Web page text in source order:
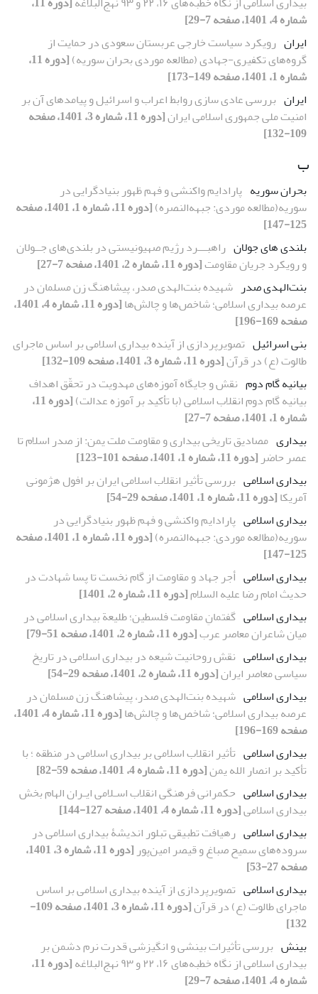
شماره 4، 1401، صفحه 7-29]
ایران رویکرد سیاست خارجی عربستان سعودی در حمایت از
گروه‌های تکفیری-جهادی (مطالعه موردی بحران سوریه)
[دوره 11،
شماره 1، 1401، صفحه 149-173]
ایران بررسی عادی سازی روابط اعراب و اسرائیل و پیامدهای آن بر
امنیت ملی جمهوری اسلامی ایران
[دوره 11، شماره 3، 1401، صفحه
109-132]
ب
بحران سوریه پارادایم واکنشی و فهم ظهور بنیاد‌گرایی در
سوریه(مطالعه موردی: جبهه‌النصره)
[دوره 11، شماره 1، 1401، صفحه
125-147]
بلندی های جولان راهبـــرد رژیم صهیونیستی در بلندی‌های جــولان
و رویکرد جریان مقاومت[دوره 11، شماره 2، 1401، صفحه 7-27]
بنت‌الهدی صدر شهیده بنت‌الهدی صدر، پیشاهنگ زن مسلمان در
عرصه بیداری اسلامی؛ شاخص‌ها و چالش‌ها
[دوره 11، شماره 4، 1401،
صفحه 169-196]
بنی اسرائیل تصویرپردازی از آینده بیداری اسلامی بر اساس ماجرای
طالوت (ع) در قرآن[دوره 11، شماره 3، 1401، صفحه 109-132]
بیانیه گام دوم نقش و جایگاه آموزه‌های مهدویت در تحقّق اهداف
بیانیه گام دوم انقلاب اسلامی (با تأکید بر آموزه عدالت)
[دوره 11،
شماره 1، 1401، صفحه 7-27]
بیداری مصادیق تاریخی بیداری و مقاومت ملت یمن: از صدر اسلام تا
عصر حاضر [دوره 11، شماره 1، 1401، صفحه 101-123]
بیداری اسلامی بررسی تأثیر انقلاب اسلامی ایران بر افول هژمونی
آمریکا[دوره 11، شماره 1، 1401، صفحه 29-54]
بیداری اسلامی پارادایم واکنشی و فهم ظهور بنیاد‌گرایی در
سوریه(مطالعه موردی: جبهه‌النصره)
[دوره 11، شماره 1، 1401، صفحه
125-147]
بیداری اسلامی أجر جهاد و مقاومت از گام نخست تا پسا شهادت در
حدیث امام رضا علیه السلام[دوره 11، شماره 2، 1401]
بیداری اسلامی گفتمانِ مقاومت فلسطین؛ طلیعة بیداری اسلامی در
میان شاعران معاصر عرب[دوره 11، شماره 2، 1401، صفحه 51-79]
بیداری اسلامی نقش روحانیت شیعه در بیداری اسلامی در تاریخ
سیاسی معاصر ایران[دوره 11، شماره 2، 1401، صفحه 29-54]
بیداری اسلامی شهیده بنت‌الهدی صدر، پیشاهنگ زن مسلمان در
عرصه بیداری اسلامی؛ شاخص‌ها و چالش‌ها
[دوره 11، شماره 4، 1401،
صفحه 169-196]
بیداری اسلامی تأثیر انقلاب اسلامی بر بیداری اسلامی در منطقه ؛ با
تأکید بر انصار الله یمن[دوره 11، شماره 4، 1401، صفحه 59-82]
بیداری اسلامی حکمرانی فرهنگی انقلاب اسـلامی ایـران الهام بخش
بیداری اسلامی[دوره 11، شماره 4، 1401، صفحه 127-144]
بیداری اسلامی رهیافت تطبیقی تبلور اندیشۀ بیداری اسلامی در
سروده‌های سمیح صباغ و قیصر امین‌پور
[دوره 11، شماره 3، 1401،
صفحه 27-53]
بیداری اسلامی تصویرپردازی از آینده بیداری اسلامی بر اساس
ماجرای طالوت (ع) در قرآن
[دوره 11، شماره 3، 1401، صفحه 109-
132]
بینش بررسی تأثیرات بینشی و انگیزشی قدرت نرم دشمن بر
بیداری اسلامی از نگاه خطبه‌های ۱۶، ۲۲ و ۹۳ نهج‌البلاغه
[دوره 11،
شماره 4، 1401، صفحه 7-29]